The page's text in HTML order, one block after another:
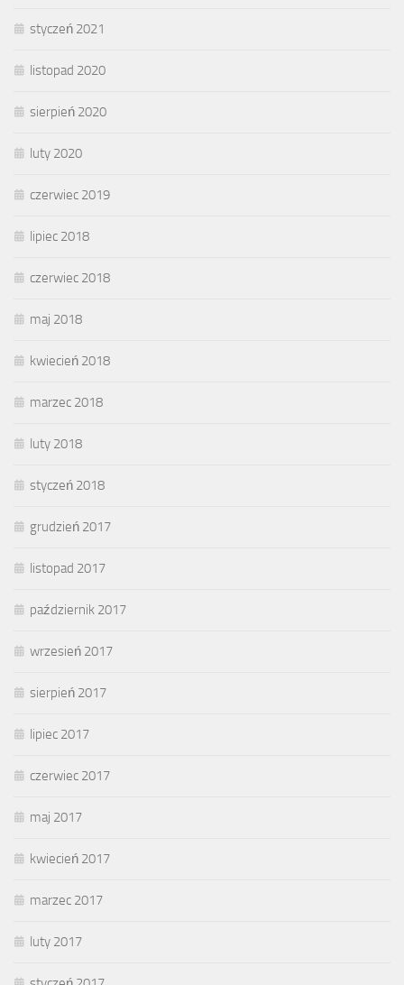
styczeń 2021
listopad 2020
sierpień 2020
luty 2020
czerwiec 2019
lipiec 2018
czerwiec 2018
maj 2018
kwiecień 2018
marzec 2018
luty 2018
styczeń 2018
grudzień 2017
listopad 2017
październik 2017
wrzesień 2017
sierpień 2017
lipiec 2017
czerwiec 2017
maj 2017
kwiecień 2017
marzec 2017
luty 2017